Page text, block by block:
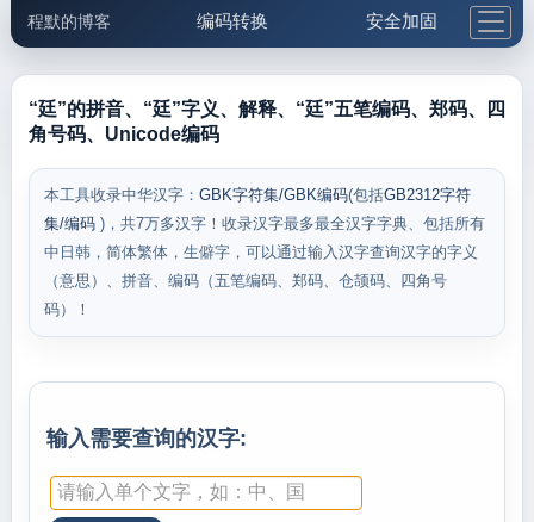
程默的博客 编码转换 安全加固
邮件工具 生活便民 更多工具
“廷”的拼音、“廷”字义、解释、“廷”五笔编码、郑码、四
角号码、Unicode编码
本工具收录中华汉字： GBK字符集/GBK编码(包括GB2312字符
集/编码 )，共7万多汉字！收录汉字最多最全汉字字典、包括所有
中日韩，简体繁体，生僻字，可以通过输入汉字查询汉字的字义
（意思）、拼音、编码（五笔编码、郑码、仓颉码、四角号
码）！
输入需要查询的汉字: